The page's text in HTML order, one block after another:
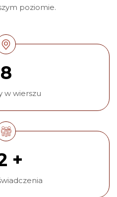
poziomie.
8
w wierszu
+